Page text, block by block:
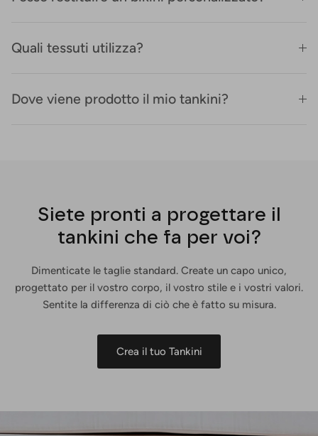
Quali tessuti utilizza?
Dove viene prodotto il mio tankini?
Siete pronti a progettare il
tankini che fa per voi?
Dimenticate le taglie standard. Create un capo unico,
progettato per il vostro corpo, il vostro stile e i vostri valori.
Sentite la differenza di ciò che è fatto su misura.
Crea il tuo Tankini